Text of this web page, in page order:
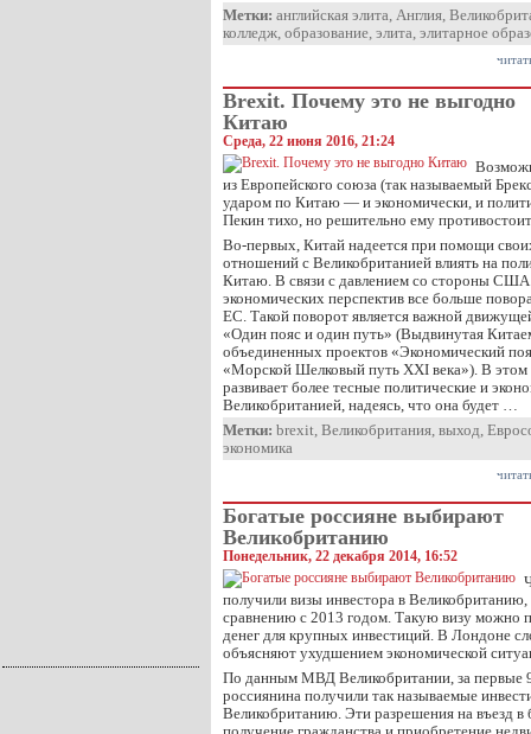
Метки: английская элита, Англия,
колледж, образование, элита, элитарное
Brexit. Почему это не выгодно
Китаю
Среда, 22 июня 2016, 21:24
из Европейского союза (так называемый
ударом по Китаю — и экономически, и
Пекин тихо, но решительно ему
Во-первых, Китай надеется при помощи
отношений с Великобританией влиять на
Китаю. В связи с давлением со стороны
экономических перспектив все больше
ЕС. Такой поворот является важной
«Один пояс и один путь» (Выдвинутая
объединенных проектов «Экономический
«Морской Шелковый путь XXI века»). В этом
развивает более тесные политические и
Великобританией, надеясь, что она будет …
Метки: brexit, Великобритания, выход,
экономика
Богатые россияне выбирают
Великобританию
Понедельник, 22 декабря 2014, 16:52
получили визы инвестора в Великобританию,
сравнению с 2013 годом. Такую визу можно
денег для крупных инвестиций. В Лондоне
объясняют ухудшением экономической
По данным МВД Великобритании, за первые
россиянина получили так называемые
Великобританию. Эти разрешения на въезд